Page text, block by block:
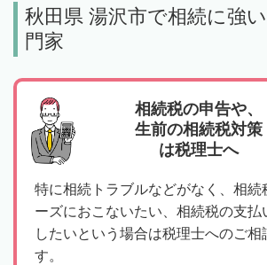
秋田県 湯沢市で相続に強
門家
相続税の申告や、
生前の相続税対策
は税理士へ
特に相続トラブルなどがなく、相続
ーズにおこないたい、相続税の支払
したいという場合は税理士へのご
す。